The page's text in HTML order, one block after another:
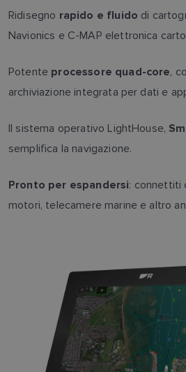
Ridisegno rapido e fluido di
Navionics e C-MAP elettronica
Potente processore quad-core,
archiviazione integrata per dati e
Il sistema operativo LightHouse,
semplifica la navigazione.
Pronto per espandersi: connettiti
motori, telecamere marine e altro